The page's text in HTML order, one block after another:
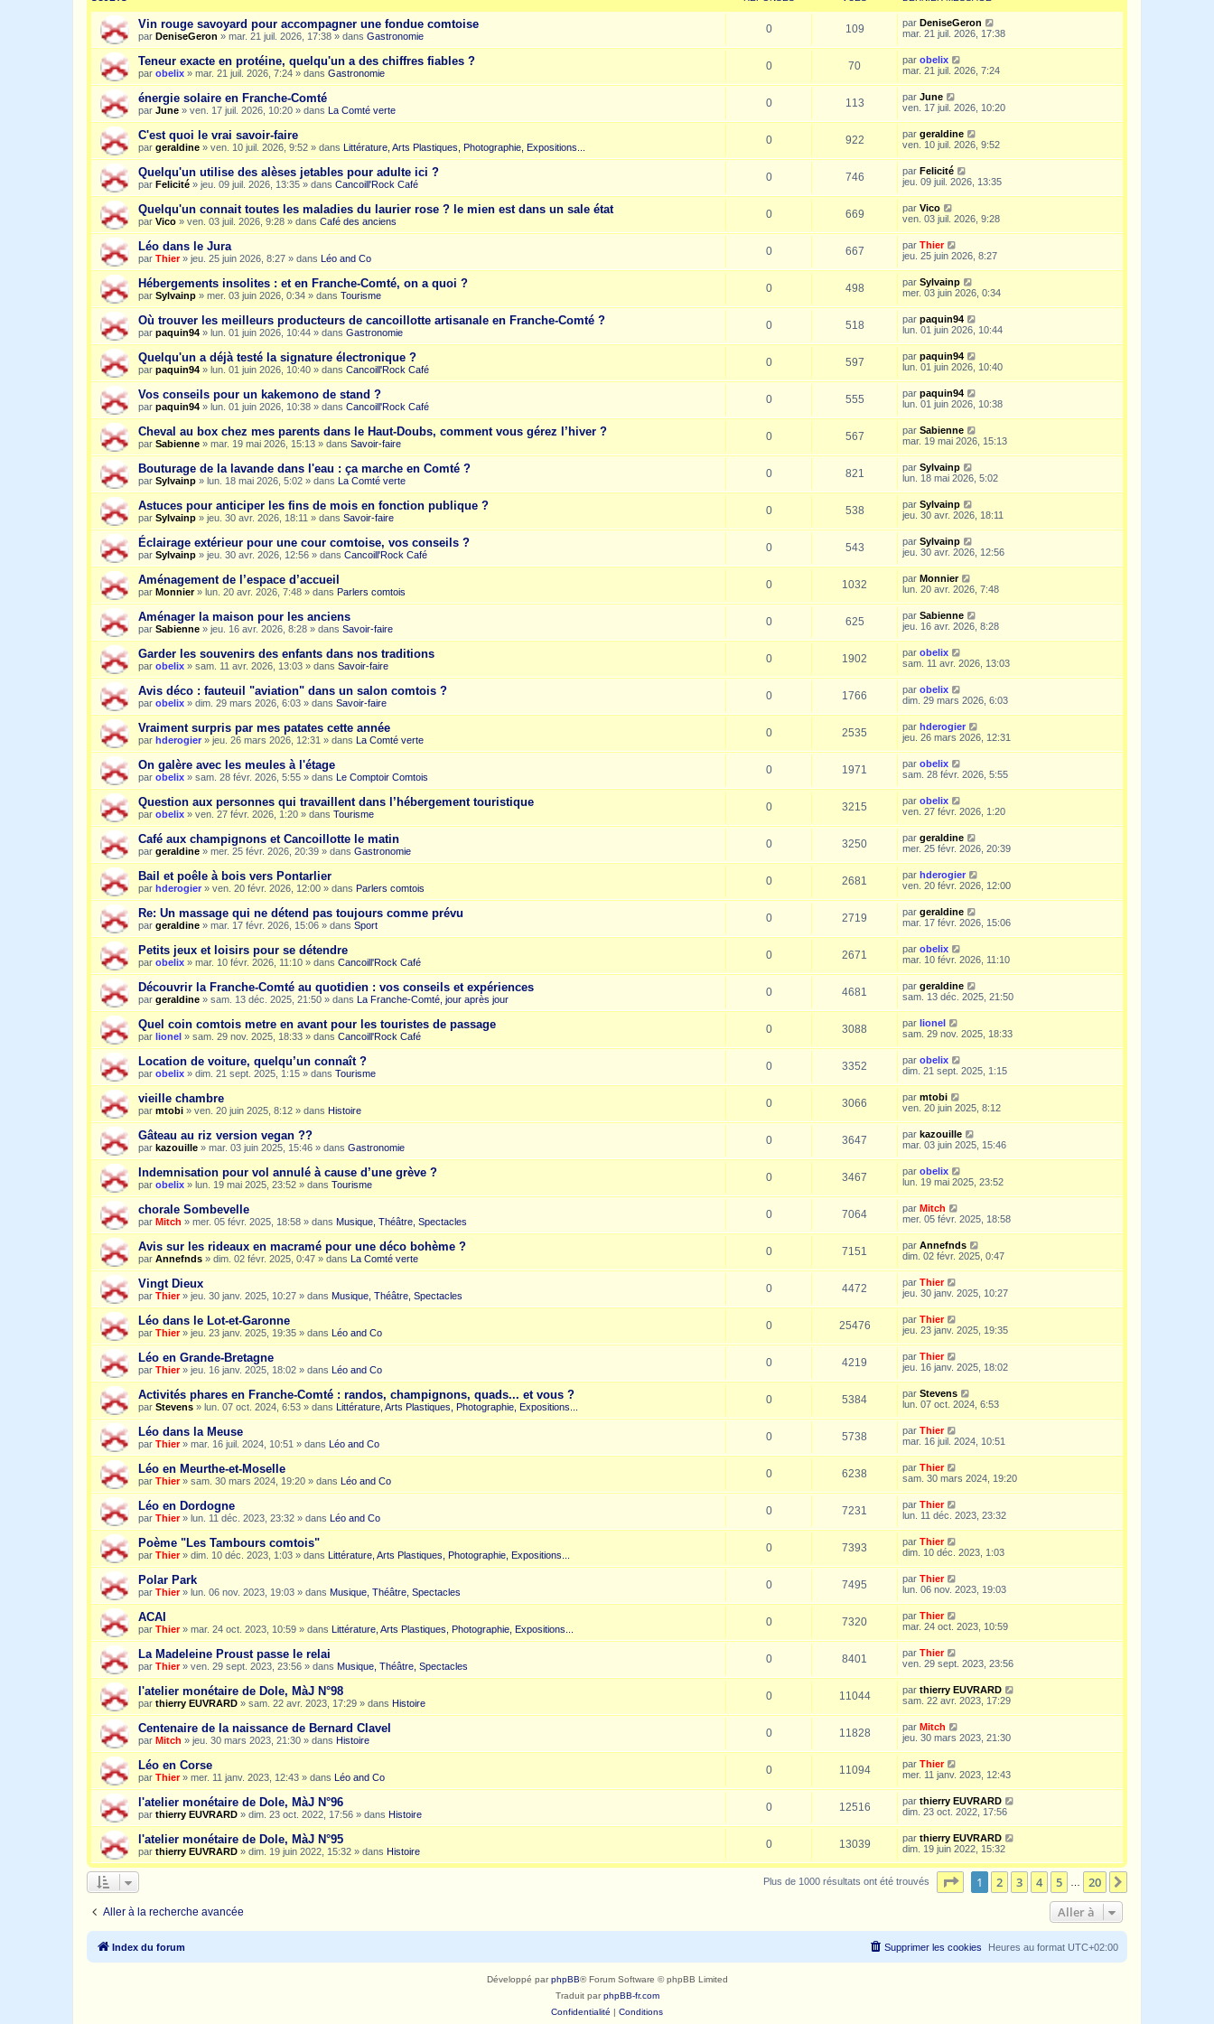
Vin rouge savoyard pour accompagner une fondue comtoise
par DeniseGeron » mar. 21 juil. 2026, 17:38 » dans Gastronomie
0 109 par DeniseGeron
mar. 21 juil. 2026, 17:38
Teneur exacte en protéine, quelqu'un a des chiffres fiables ?
par obelix » mar. 21 juil. 2026, 7:24 » dans Gastronomie
0 70 par obelix
mar. 21 juil. 2026, 7:24
énergie solaire en Franche-Comté
par June » ven. 17 juil. 2026, 10:20 » dans La Comté verte
0 113 par June
ven. 17 juil. 2026, 10:20
C'est quoi le vrai savoir-faire
par geraldine » ven. 10 juil. 2026, 9:52 » dans Littérature, Arts Plastiques, Photographie, Expositions...
0 922 par geraldine
ven. 10 juil. 2026, 9:52
Quelqu'un utilise des alèses jetables pour adulte ici ?
par Felicité » jeu. 09 juil. 2026, 13:35 » dans Cancoill'Rock Café
0 746 par Felicité
jeu. 09 juil. 2026, 13:35
Quelqu'un connait toutes les maladies du laurier rose ? le mien est dans un sale état
par Vico » ven. 03 juil. 2026, 9:28 » dans Café des anciens
0 669 par Vico
ven. 03 juil. 2026, 9:28
Léo dans le Jura
par Thier» jeu. 25 juin 2026, 8:27 » dans Léo and Co
0 667 par Thier
jeu. 25 juin 2026, 8:27
Hébergements insolites : et en Franche-Comté, on a quoi ?
par Sylvainp » mer. 03 juin 2026, 0:34 » dans Tourisme
0 498 par Sylvainp
mer. 03 juin 2026, 0:34
Où trouver les meilleurs producteurs de cancoillotte artisanale en Franche-Comté ?
par paquin94 » lun. 01 juin 2026, 10:44 » dans Gastronomie
0 518 par paquin94
lun. 01 juin 2026, 10:44
Quelqu'un a déjà testé la signature électronique ?
par paquin94 » lun. 01 juin 2026, 10:40 » dans Cancoill'Rock Café
0 597 par paquin94
lun. 01 juin 2026, 10:40
Vos conseils pour un kakemono de stand ?
par paquin94 » lun. 01 juin 2026, 10:38 » dans Cancoill'Rock Café
0 555 par paquin94
lun. 01 juin 2026, 10:38
Cheval au box chez mes parents dans le Haut-Doubs, comment vous gérez l’hiver ?
par Sabienne » mar. 19 mai 2026, 15:13 » dans Savoir-faire
0 567 par Sabienne
mar. 19 mai 2026, 15:13
Bouturage de la lavande dans l'eau : ça marche en Comté ?
par Sylvainp » lun. 18 mai 2026, 5:02 » dans La Comté verte
0 821 par Sylvainp
lun. 18 mai 2026, 5:02
Astuces pour anticiper les fins de mois en fonction publique ?
par Sylvainp » jeu. 30 avr. 2026, 18:11 » dans Savoir-faire
0 538 par Sylvainp
jeu. 30 avr. 2026, 18:11
Éclairage extérieur pour une cour comtoise, vos conseils ?
par Sylvainp » jeu. 30 avr. 2026, 12:56 » dans Cancoill'Rock Café
0 543 par Sylvainp
jeu. 30 avr. 2026, 12:56
Aménagement de l’espace d’accueil
par Monnier» lun. 20 avr. 2026, 7:48 » dans Parlers comtois
0 1032 par Monnier
lun. 20 avr. 2026, 7:48
Aménager la maison pour les anciens
par Sabienne » jeu. 16 avr. 2026, 8:28 » dans Savoir-faire
0 625 par Sabienne
jeu. 16 avr. 2026, 8:28
Garder les souvenirs des enfants dans nos traditions
par obelix » sam. 11 avr. 2026, 13:03 » dans Savoir-faire
0 1902 par obelix
sam. 11 avr. 2026, 13:03
Avis déco : fauteuil "aviation" dans un salon comtois ?
par obelix » dim. 29 mars 2026, 6:03 » dans Savoir-faire
0 1766 par obelix
dim. 29 mars 2026, 6:03
Vraiment surpris par mes patates cette année
par hderogier » jeu. 26 mars 2026, 12:31 » dans La Comté verte
0 2535 par hderogier
jeu. 26 mars 2026, 12:31
On galère avec les meules à l'étage
par obelix » sam. 28 févr. 2026, 5:55 » dans Le Comptoir Comtois
0 1971 par obelix
sam. 28 févr. 2026, 5:55
Question aux personnes qui travaillent dans l’hébergement touristique
par obelix » ven. 27 févr. 2026, 1:20 » dans Tourisme
0 3215 par obelix
ven. 27 févr. 2026, 1:20
Café aux champignons et Cancoillotte le matin
par geraldine » mer. 25 févr. 2026, 20:39 » dans Gastronomie
0 3250 par geraldine
mer. 25 févr. 2026, 20:39
Bail et poêle à bois vers Pontarlier
par hderogier » ven. 20 févr. 2026, 12:00 » dans Parlers comtois
0 2681 par hderogier
ven. 20 févr. 2026, 12:00
Re: Un massage qui ne détend pas toujours comme prévu
par geraldine » mar. 17 févr. 2026, 15:06 » dans Sport
0 2719 par geraldine
mar. 17 févr. 2026, 15:06
Petits jeux et loisirs pour se détendre
par obelix » mar. 10 févr. 2026, 11:10 » dans Cancoill'Rock Café
0 2671 par obelix
mar. 10 févr. 2026, 11:10
Découvrir la Franche-Comté au quotidien : vos conseils et expériences
par geraldine » sam. 13 déc. 2025, 21:50 » dans La Franche-Comté, jour après jour
0 4681 par geraldine
sam. 13 déc. 2025, 21:50
Quel coin comtois metre en avant pour les touristes de passage
par lionel » sam. 29 nov. 2025, 18:33 » dans Cancoill'Rock Café
0 3088 par lionel
sam. 29 nov. 2025, 18:33
Location de voiture, quelqu’un connaît ?
par obelix » dim. 21 sept. 2025, 1:15 » dans Tourisme
0 3352 par obelix
dim. 21 sept. 2025, 1:15
vieille chambre
par mtobi » ven. 20 juin 2025, 8:12 » dans Histoire
0 3066 par mtobi
ven. 20 juin 2025, 8:12
Gâteau au riz version vegan ??
par kazouille » mar. 03 juin 2025, 15:46 » dans Gastronomie
0 3647 par kazouille
mar. 03 juin 2025, 15:46
Indemnisation pour vol annulé à cause d’une grève ?
par obelix » lun. 19 mai 2025, 23:52 » dans Tourisme
0 3467 par obelix
lun. 19 mai 2025, 23:52
chorale Sombevelle
par Mitch » mer. 05 févr. 2025, 18:58 » dans Musique, Théâtre, Spectacles
0 7064 par Mitch
mer. 05 févr. 2025, 18:58
Avis sur les rideaux en macramé pour une déco bohème ?
par Annefnds » dim. 02 févr. 2025, 0:47 » dans La Comté verte
0 7151 par Annefnds
dim. 02 févr. 2025, 0:47
Vingt Dieux
par Thier» jeu. 30 janv. 2025, 10:27 » dans Musique, Théâtre, Spectacles
0 4472 par Thier
jeu. 30 janv. 2025, 10:27
Léo dans le Lot-et-Garonne
par Thier» jeu. 23 janv. 2025, 19:35 » dans Léo and Co
0 25476 par Thier
jeu. 23 janv. 2025, 19:35
Léo en Grande-Bretagne
par Thier» jeu. 16 janv. 2025, 18:02 » dans Léo and Co
0 4219 par Thier
jeu. 16 janv. 2025, 18:02
Activités phares en Franche-Comté : randos, champignons, quads... et vous ?
par Stevens » lun. 07 oct. 2024, 6:53 » dans Littérature, Arts Plastiques, Photographie, Expositions...
0 5384 par Stevens
lun. 07 oct. 2024, 6:53
Léo dans la Meuse
par Thier» mar. 16 juil. 2024, 10:51 » dans Léo and Co
0 5738 par Thier
mar. 16 juil. 2024, 10:51
Léo en Meurthe-et-Moselle
par Thier» sam. 30 mars 2024, 19:20 » dans Léo and Co
0 6238 par Thier
sam. 30 mars 2024, 19:20
Léo en Dordogne
par Thier» lun. 11 déc. 2023, 23:32 » dans Léo and Co
0 7231 par Thier
lun. 11 déc. 2023, 23:32
Poème "Les Tambours comtois"
par Thier» dim. 10 déc. 2023, 1:03 » dans Littérature, Arts Plastiques, Photographie, Expositions...
0 7393 par Thier
dim. 10 déc. 2023, 1:03
Polar Park
par Thier» lun. 06 nov. 2023, 19:03 » dans Musique, Théâtre, Spectacles
0 7495 par Thier
lun. 06 nov. 2023, 19:03
ACAI
par Thier» mar. 24 oct. 2023, 10:59 » dans Littérature, Arts Plastiques, Photographie, Expositions...
0 7320 par Thier
mar. 24 oct. 2023, 10:59
La Madeleine Proust passe le relai
par Thier» ven. 29 sept. 2023, 23:56 » dans Musique, Théâtre, Spectacles
0 8401 par Thier
ven. 29 sept. 2023, 23:56
l'atelier monétaire de Dole, MàJ N°98
par thierry EUVRARD » sam. 22 avr. 2023, 17:29 » dans Histoire
0 11044 par thierry EUVRARD
sam. 22 avr. 2023, 17:29
Centenaire de la naissance de Bernard Clavel
par Mitch » jeu. 30 mars 2023, 21:30 » dans Histoire
0 11828 par Mitch
jeu. 30 mars 2023, 21:30
Léo en Corse
par Thier» mer. 11 janv. 2023, 12:43 » dans Léo and Co
0 11094 par Thier
mer. 11 janv. 2023, 12:43
l'atelier monétaire de Dole, MàJ N°96
par thierry EUVRARD » dim. 23 oct. 2022, 17:56 » dans Histoire
0 12516 par thierry EUVRARD
dim. 23 oct. 2022, 17:56
l'atelier monétaire de Dole, MàJ N°95
par thierry EUVRARD » dim. 19 juin 2022, 15:32 » dans Histoire
0 13039 par thierry EUVRARD
dim. 19 juin 2022, 15:32
Plus de 1000 résultats ont été trouvés Page sur20
1 2 3 4 5 20
Aller à la recherche avancée Aller à
Index du forum Heures au format UTC+02:00
Supprimer les cookies
Développé parphpBB® Forum Software © phpBB Limited
Traduit parphpBB-fr.com
Confidentialité | Conditions